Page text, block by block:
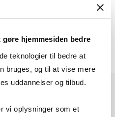
hjemmesiden bedre
teknologier til bedre at
bruges, og til at vise mere
uddannelser og tilbud.
vi oplysninger som et